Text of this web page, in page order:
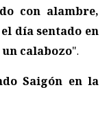
con alambre,
día sentado en
calabozo".
Saigón en la